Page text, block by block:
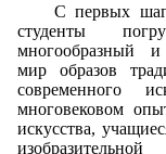
С первых
студенты
многообразный
мир образов
современного
многовековом
искусства,